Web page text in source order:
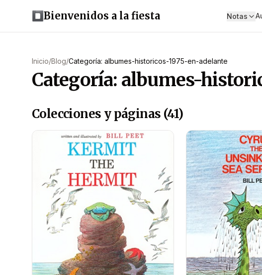
Bienvenidos a la fiesta Notas
Inicio/Blog/Categoría: albumes-historicos-1975-en-adelante
Categoría: albumes-
Colecciones y páginas (41)